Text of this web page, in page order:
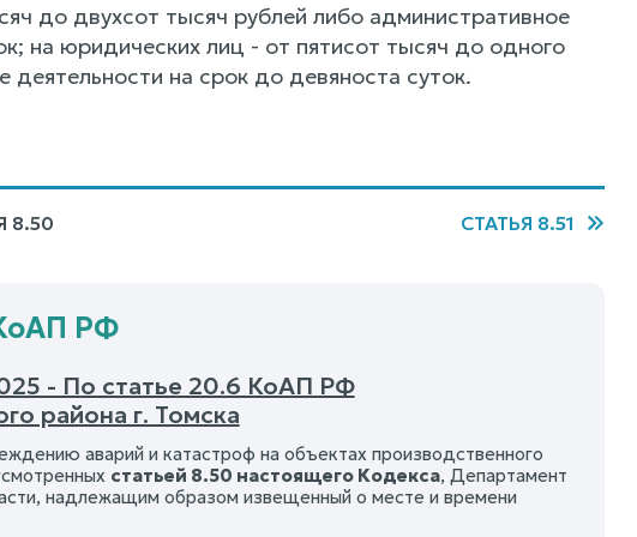
до двухсот тысяч рублей либо административное
на юридических лиц - от пятисот тысяч до одного
на срок до девяноста суток.
8.50 СТАТЬЯ 8.51
РФ
- По статье 20.6 КоАП РФ
района г. Томска
аварий и катастроф на объектах производственного
статьей 8.50 настоящего Кодекса, Департамент
надлежащим образом извещенный о месте и времени